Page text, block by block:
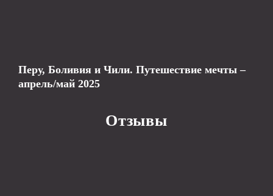
Перу, Боливия и Чили. Путешествие мечты –
апрель/май 2025
Отзывы